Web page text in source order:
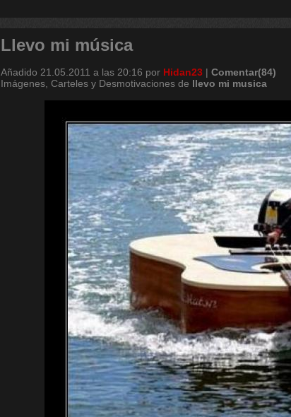
Llevo mi música
Añadido 21.05.2011 a las 20:16 por Hidan23 | Comentar(84)
Imágenes, Carteles y Desmotivaciones de llevo mi musica